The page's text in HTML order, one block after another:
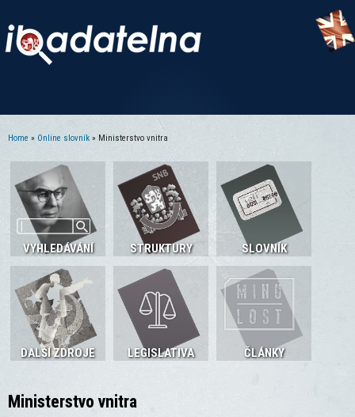
Home » Online slovník » Ministerstvo vnitra
VYHLEDÁVÁNÍ STRUKTURY SLOVNÍK
DALŠÍ ZDROJE LEGISLATIVA ČLÁNKY
Ministerstvo vnitra